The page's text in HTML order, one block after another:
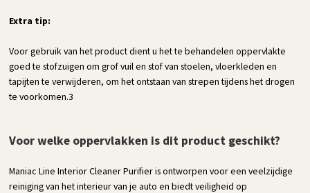
Extra tip:
Voor gebruik van het product dient u het te behandelen oppervlakte
goed te stofzuigen om grof vuil en stof van stoelen, vloerkleden en
tapijten te verwijderen, om het ontstaan van strepen tijdens het drogen
te voorkomen.3
Voor welke oppervlakken is dit product geschikt?
Maniac Line Interior Cleaner Purifier is ontworpen voor een veelzijdige
reiniging van het interieur van je auto en biedt veiligheid op